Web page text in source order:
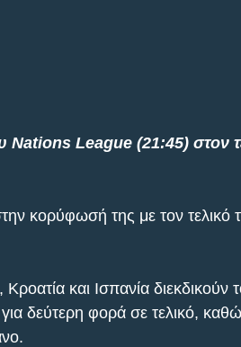
Nations League (21:45) στον
κορύφωσή της με τον τελικό
και Ισπανία διεκδικούν
δεύτερη φορά σε τελικό,